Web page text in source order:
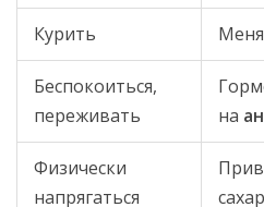
Курить
Беспокоиться,
переживать
на
Физически
напрягаться